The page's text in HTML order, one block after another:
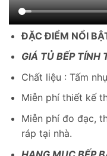
ĐẶC ĐIỂM NỔI
GIÁ TỦ BẾP TÍNH
Chất liệu : Tấm
Miễn phí thiết kế
Miễn phí đo đạc,
ráp tại nhà.